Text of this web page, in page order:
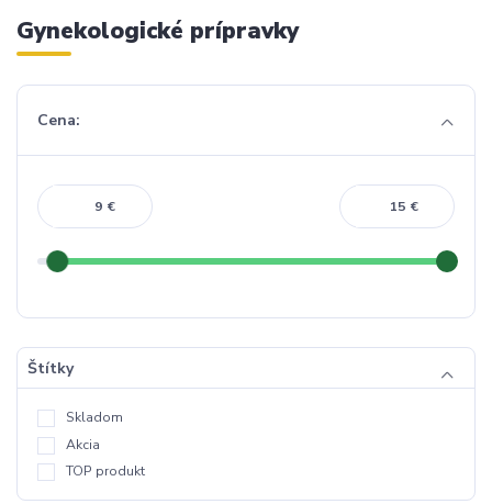
Gynekologické prípravky
Cena:
€ €
Štítky
Skladom
Akcia
TOP produkt